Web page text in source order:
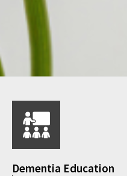
Dementia Education